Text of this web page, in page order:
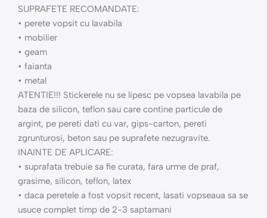
SUPRAFETE RECOMANDATE:
• perete vopsit cu lavabila
• mobilier
• geam
• faianta
• metal
ATENTIE!!! Stickerele nu se lipesc pe vopsea lavabila pe
baza de silicon, teflon sau care contine particule de
argint, pe pereti dati cu var, gips-carton, pereti
zgrunturosi, beton sau pe suprafete nezugravite.
INAINTE DE APLICARE:
• suprafata trebuie sa fie curata, fara urme de praf,
grasime, silicon, teflon, latex
• daca peretele a fost vopsit recent, lasati vopseaua sa se
usuce complet timp de 2-3 saptamani